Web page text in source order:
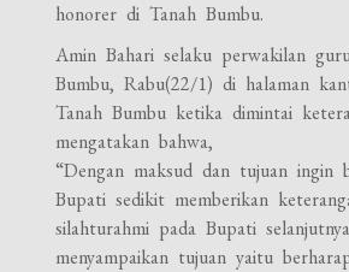
honorer di Tanah Bumbu.
Amin Bahari selaku perwakilan
Bumbu, Rabu(22/1) di halaman
Tanah Bumbu ketika dimintai
mengatakan bahwa,
“Dengan maksud dan tujuan ingin
Bupati sedikit memberikan
silahturahmi pada Bupati
menyampaikan tujuan yaitu